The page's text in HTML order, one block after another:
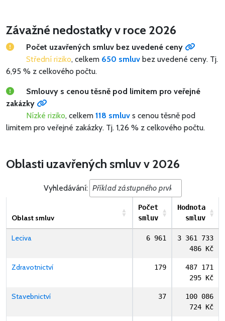
Závažné nedostatky v roce 2026
Počet uzavřených smluv bez uvedené ceny
Střední riziko, celkem 650 smluv bez uvedené ceny. Tj.
6,95 % z celkového počtu.
Smlouvy s cenou těsně pod limitem pro veřejné
zakázky
Nízké riziko, celkem 118 smluv s cenou těsně pod
limitem pro veřejné zakázky. Tj. 1,26 % z celkového počtu.
Oblasti uzavřených smluv v 2026
Vyhledávání:
Oblast smluv
Počet
smluv
Hodnota
smluv
Leciva 6 961
3 361 733
486 Kč
Zdravotnictví 179
487 171
295 Kč
Stavebnictví 37
100 086
724 Kč